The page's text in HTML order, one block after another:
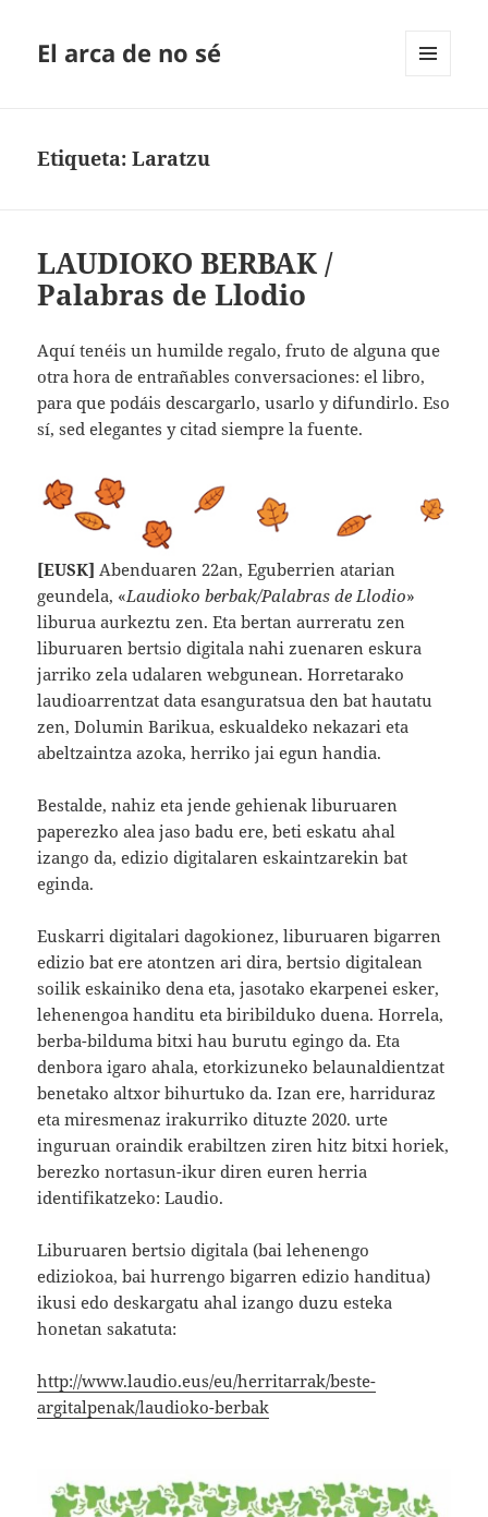
El arca de no sé
Etiqueta:Laratzu
LAUDIOKO BERBAK /
Palabras de Llodio
Aquí tenéis un humilde regalo, fruto de alguna que
otra hora de entrañables conversaciones: el libro,
para que podáis descargarlo, usarlo y difundirlo. Eso
sí, sed elegantes y citad siempre la fuente.
[EUSK] Abenduaren 22an, Eguberrien atarian
geundela, «Laudioko berbak/Palabras de Llodio»
liburua aurkeztu zen. Eta bertan aurreratu zen
liburuaren bertsio digitala nahi zuenaren eskura
jarriko zela udalaren webgunean. Horretarako
laudioarrentzat data esanguratsua den bat hautatu
zen, Dolumin Barikua, eskualdeko nekazari eta
abeltzaintza azoka, herriko jai egun handia.
Bestalde, nahiz eta jende gehienak liburuaren
paperezko alea jaso badu ere, beti eskatu ahal
izango da, edizio digitalaren eskaintzarekin bat
eginda.
Euskarri digitalari dagokionez, liburuaren bigarren
edizio bat ere atontzen ari dira, bertsio digitalean
soilik eskainiko dena eta, jasotako ekarpenei esker,
lehenengoa handitu eta biribilduko duena. Horrela,
berba-bilduma bitxi hau burutu egingo da. Eta
denbora igaro ahala, etorkizuneko belaunaldientzat
benetako altxor bihurtuko da. Izan ere, harriduraz
eta miresmenaz irakurriko dituzte 2020. urte
inguruan oraindik erabiltzen ziren hitz bitxi horiek,
berezko nortasun-ikur diren euren herria
identifikatzeko: Laudio.
Liburuaren bertsio digitala (bai lehenengo
ediziokoa, bai hurrengo bigarren edizio handitua)
ikusi edo deskargatu ahal izango duzu esteka
honetan sakatuta:
http://www.laudio.eus/eu/herritarrak/beste-
argitalpenak/laudioko-berbak